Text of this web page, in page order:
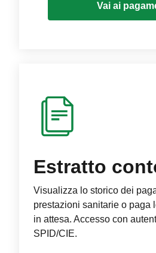
Vai ai
Estratto
Visualizza lo storico dei
prestazioni sanitarie o paga
in attesa. Accesso con
SPID/CIE.